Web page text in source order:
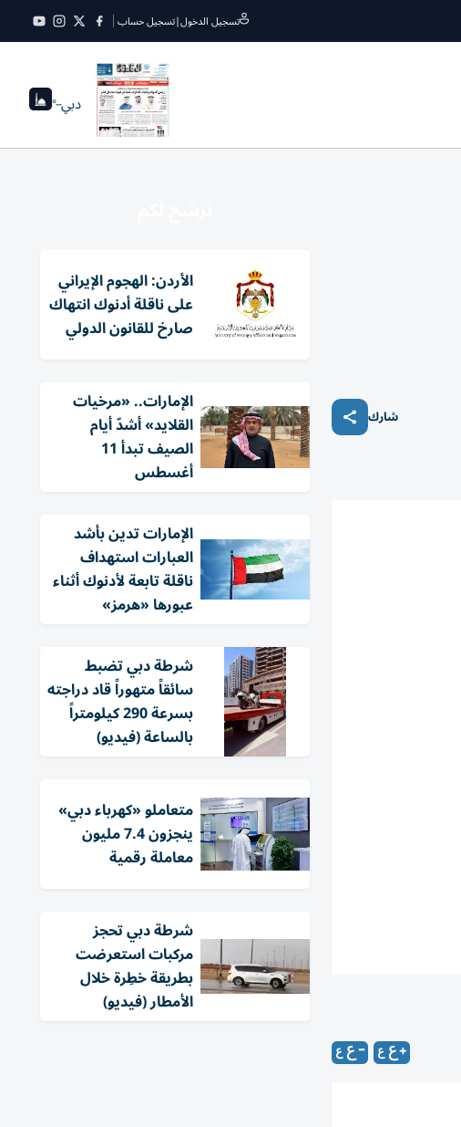
تسجيل الدخول|تسجيل حساب
دبي--°
شارك
الأردن: الهجوم الإيراني
على ناقلة أدنوك انتهاك
صارخ للقانون الدولي
الإمارات.. «مرخيات
القلايد» أشدّ أيام
الصيف تبدأ 11
أغسطس
الإمارات تدين بأشد
العبارات استهداف
ناقلة تابعة لأدنوك أثناء
عبورها «هرمز»
شرطة دبي تضبط
سائقاً متهوراً قاد دراجته
بسرعة 290 كيلومتراً
بالساعة (فيديو)
متعاملو «كهرباء دبي»
ينجزون 7.4 مليون
معاملة رقمية
شرطة دبي تحجز
مركبات استعرضت
بطريقة خطِرة خلال
الأمطار (فيديو)